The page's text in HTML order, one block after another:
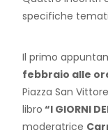
specifiche
Il primo
febbraio alle
Piazza San
libro “I GIORNI
moderatrice